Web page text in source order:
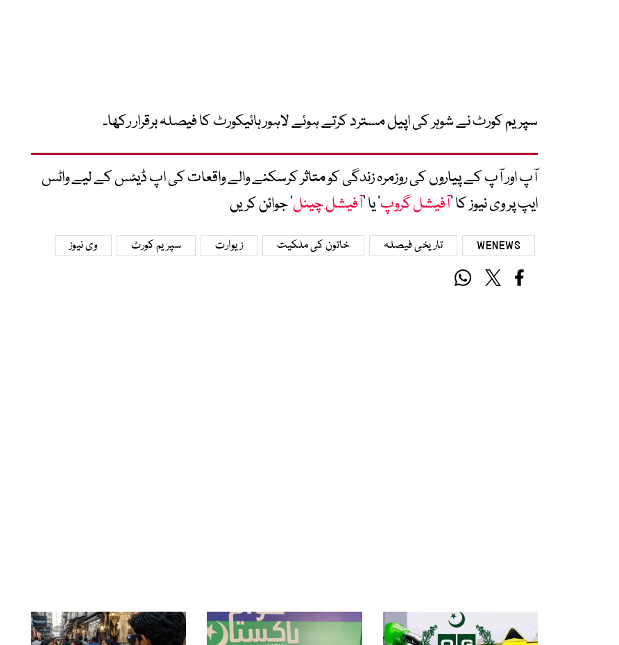
سپریم کورٹ نے شوہر کی اپیل مسترد کرتے ہوئے لاہور ہائیکورٹ کا فیصلہ برقرار رکھا۔
آپ اور آپ کے پیاروں کی روزمرہ زندگی کو متاثر کرسکنے والے واقعات کی اپ ڈیٹس کے لیے واٹس
ایپ پر وی نیوز کا ’آفیشل گروپ‘ یا ’آفیشل چینل‘ جوائن کریں
WENEWS تاریخی فیصلہ خاتون کی ملکیت زیوارت سپریم کورٹ وی نیوز